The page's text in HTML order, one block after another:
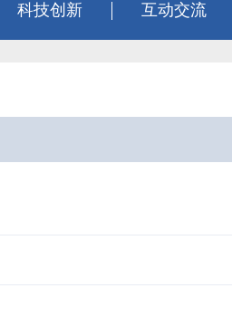
科技创新 互动交流